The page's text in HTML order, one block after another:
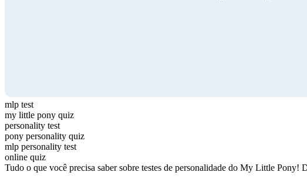
mlp test
my little pony quiz
personality test
pony personality quiz
mlp personality test
online quiz
Tudo o que você precisa saber sobre testes de personalidade do My Little